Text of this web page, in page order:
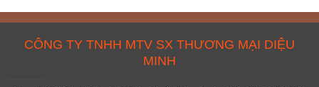
CÔNG TY TNHH MTV SX THƯƠNG MẠI DIỆU
MINH